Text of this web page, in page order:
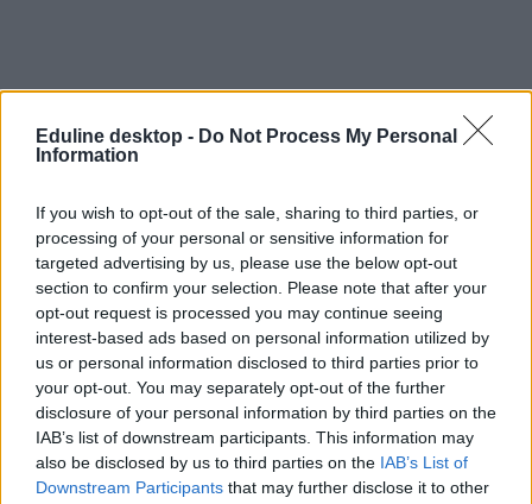
Eduline desktop - Do Not Process My Personal
Information
If you wish to opt-out of the sale, sharing to third parties, or
processing of your personal or sensitive information for
targeted advertising by us, please use the below opt-out
section to confirm your selection. Please note that after your
opt-out request is processed you may continue seeing
interest-based ads based on personal information utilized by
us or personal information disclosed to third parties prior to
your opt-out. You may separately opt-out of the further
disclosure of your personal information by third parties on the
IAB’s list of downstream participants. This information may
also be disclosed by us to third parties on the IAB’s List of
Downstream Participants that may further disclose it to other
Érdemes figyelni: elköltözött az Oktatási Hivatal
ügyfélszolgálata
Jövő héten hétfőtől új helyen kell keresnetek az Oktatási Hivatal
ügyfélszolgálatát.
Érettségi-felvételi
Eduline